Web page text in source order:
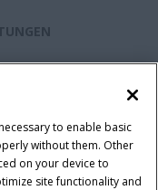
to enable basic
without them. Other
on your device to
site functionality and